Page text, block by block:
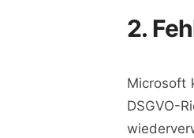
2.
Microsoft
DSGVO-